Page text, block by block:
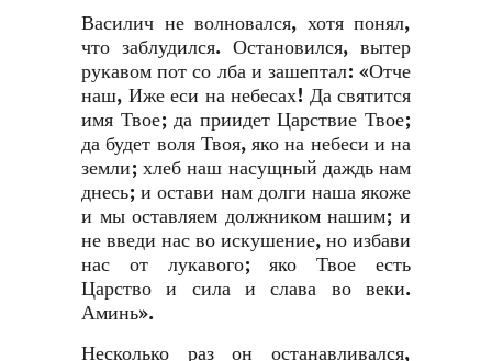
Василич не волновался, хотя понял,
что заблудился. Остановился, вытер
рукавом пот со лба и зашептал: «Отче
наш, Иже еси на небесах! Да святится
имя Твое; да приидет Царствие Твое;
да будет воля Твоя, яко на небеси и на
земли; хлеб наш насущный даждь нам
днесь; и остави нам долги наша якоже
и мы оставляем должником нашим; и
не введи нас во искушение, но избави
нас от лукавого; яко Твое есть
Царство и сила и слава во веки.
Аминь».
Несколько раз он останавливался,